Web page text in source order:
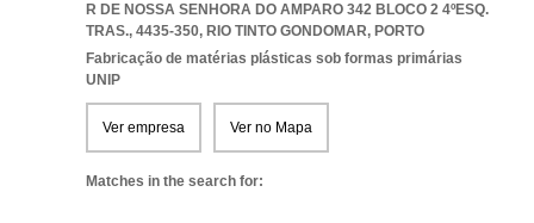
R DE NOSSA SENHORA DO AMPARO 342 BLOCO 2 4ºESQ.
TRAS., 4435-350, RIO TINTO GONDOMAR, PORTO
Fabricação de matérias plásticas sob formas primárias
UNIP
Ver empresa Ver no Mapa
Matches in the search for: